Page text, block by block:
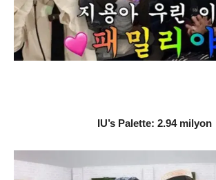
IU’s Palette: 2.94 milyon